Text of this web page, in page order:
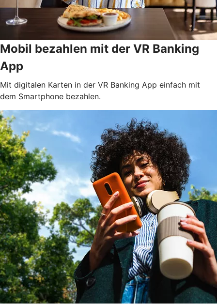
Mobil bezahlen mit der VR Banking
App
Mit digitalen Karten in der VR Banking App einfach mit
dem Smartphone bezahlen.